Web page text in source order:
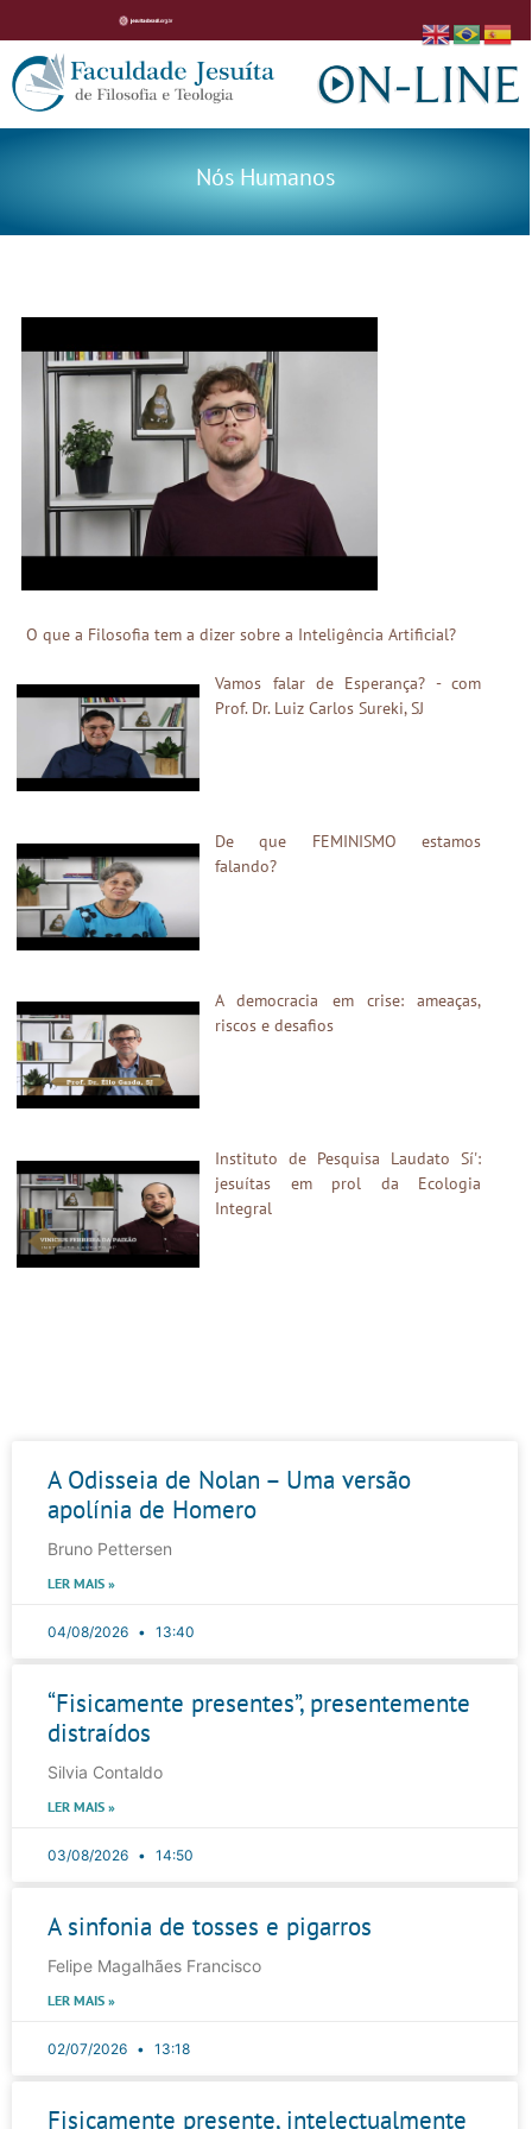
Nós Humanos
O que a Filosofia tem a dizer sobre a Inteligência Artificial?
Vamos falar de Esperança? - com
Prof. Dr. Luiz Carlos Sureki, SJ
De que FEMINISMO estamos
falando?
A democracia em crise: ameaças,
riscos e desafios
Instituto de Pesquisa Laudato Sí':
jesuítas em prol da Ecologia
Integral
A Odisseia de Nolan – Uma versão
apolínia de Homero
Bruno Pettersen
LER MAIS »
04/08/2026 13:40
“Fisicamente presentes”, presentemente
distraídos
Silvia Contaldo
LER MAIS »
03/08/2026 14:50
A sinfonia de tosses e pigarros
Felipe Magalhães Francisco
LER MAIS »
02/07/2026 13:18
Fisicamente presente, intelectualmente